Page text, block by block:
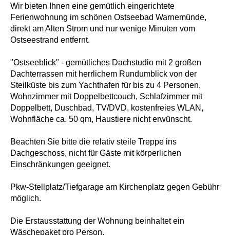
Wir bieten Ihnen eine gemütlich eingerichtete
Ferienwohnung im schönen Ostseebad Warnemünde,
direkt am Alten Strom und nur wenige Minuten vom
Ostseestrand entfernt.
"Ostseeblick" - gemütliches Dachstudio mit 2 großen
Dachterrassen mit herrlichem Rundumblick von der
Steilküste bis zum Yachthafen für bis zu 4 Personen,
Wohnzimmer mit Doppelbettcouch, Schlafzimmer mit
Doppelbett, Duschbad, TV/DVD, kostenfreies WLAN,
Wohnfläche ca. 50 qm, Haustiere nicht erwünscht.
Beachten Sie bitte die relativ steile Treppe ins
Dachgeschoss, nicht für Gäste mit körperlichen
Einschränkungen geeignet.
Pkw-Stellplatz/Tiefgarage am Kirchenplatz gegen Gebühr
möglich.
Die Erstausstattung der Wohnung beinhaltet ein
Wäschepaket pro Person,